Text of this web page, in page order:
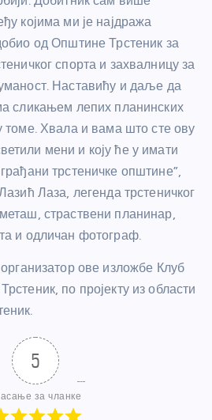
којима ми је најдража
од Општине Трстеник за
спорта и захвалницу за
Наставићу и даље да
сликањем лепих планинских
томе. Хвала и вама што сте ову
мени и коју ће у имати
трстеничке општине”,
Лаза, легенда трстеничког
страствени планинар,
и одличан фотограф.
ове изложбе Клуб
по пројекту из области
5
за чланке